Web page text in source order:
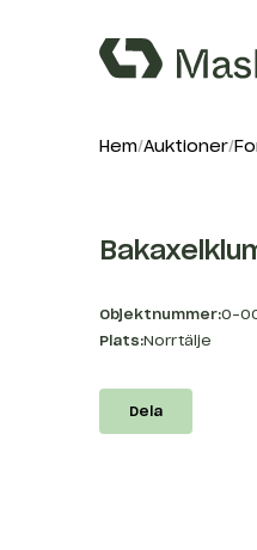
Hem Auktioner
Objektnummer:O-
Plats:Norrtälje
Dela